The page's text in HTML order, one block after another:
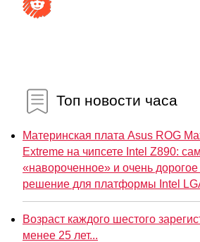
Топ новости часа
Материнская плата Asus ROG
Extreme на чипсете Intel Z890:
«навороченное» и очень
решение для платформы Intel
Возраст каждого шестого
менее 25 лет...